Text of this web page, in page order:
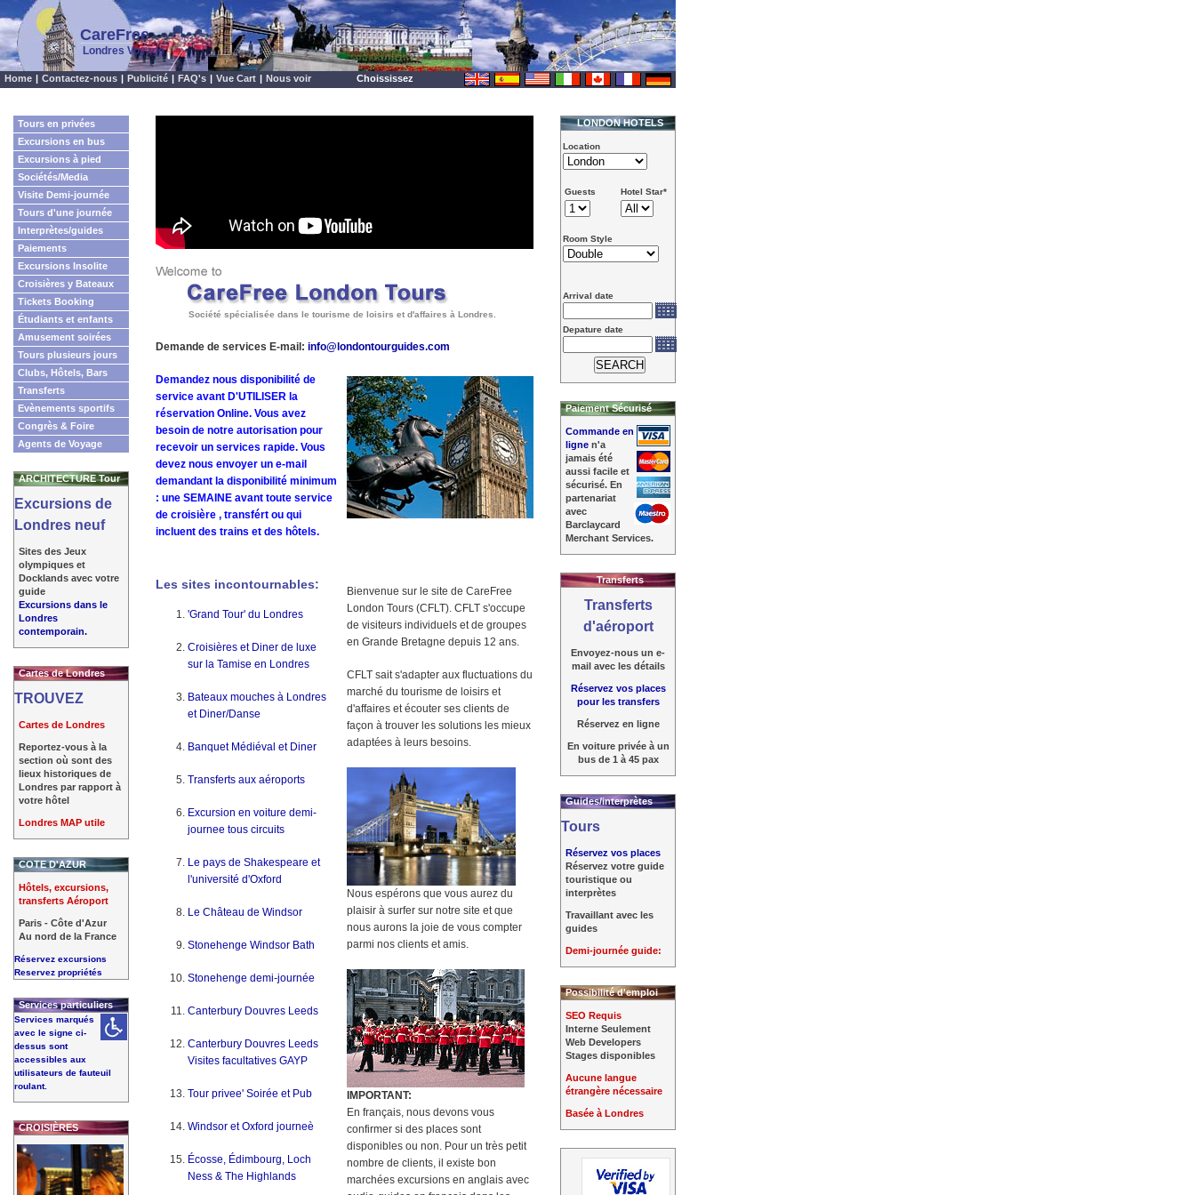
CareFree
Londres Voyage
Société spécialisée dans le tourisme de loisirs et d'affaires à Londres.
Demande de services E-mail: info@londontourguides.com
Demandez nous disponibilité de
service avant D'UTILISER la
réservation Online. Vous avez
besoin de notre autorisation pour
recevoir un services rapide. Vous
devez nous envoyer un e-mail
demandant la disponibilité minimum
: une SEMAINE avant toute service
de croisière , transfért ou qui
incluent des trains et des hôtels.
Les sites incontournables:
'Grand Tour' du Londres
Croisières et Diner de luxe
sur la Tamise en Londres
Bateaux mouches à Londres
et Diner/Danse
Banquet Médiéval et Diner
Transferts aux aéroports
Excursion en voiture demi-
journee tous circuits
Le pays de Shakespeare et
l'université d'Oxford
Le Château de Windsor
Stonehenge Windsor Bath
Stonehenge demi-journée
Canterbury Douvres Leeds
Canterbury Douvres Leeds
Visites facultatives GAYP
Tour privee' Soirée et Pub
Windsor et Oxford journeè
Écosse, Édimbourg, Loch
Ness & The Highlands
Bienvenue sur le site de CareFree
London Tours (CFLT). CFLT s'occupe
de visiteurs individuels et de groupes
en Grande Bretagne depuis 12 ans.
CFLT sait s'adapter aux fluctuations du
marché du tourisme de loisirs et
d'affaires et écouter ses clients de
façon à trouver les solutions les mieux
adaptées à leurs besoins.
Nous espérons que vous aurez du
plaisir à surfer sur notre site et que
nous aurons la joie de vous compter
parmi nos clients et amis.
IMPORTANT:
En français, nous devons vous
confirmer si des places sont
disponibles ou non. Pour un très petit
nombre de clients, il existe bon
marchées excursions en anglais avec
LONDON HOTELS
Location
Guests Hotel Star*
Room Style
Arrival date
Depature date
Paiement Sécurisé
Commande en
ligne n'a
jamais été
aussi facile et
sécurisé. En
partenariat
avec
Barclaycard
Merchant Services.
Transferts
Transferts
d'aéroport
Envoyez-nous un e-
mail avec les détails
Réservez vos places
pour les transfers
Réservez en ligne
En voiture privée à un
bus de 1 à 45 pax
Guides/interprètes
Tours
Réservez vos places
Réservez votre guide
touristique ou
interprètes
Travaillant avec les
guides
Demi-journée guide:
Possibilité d'emploi
SEO Requis
Interne Seulement
Web Developers
Stages disponibles
Aucune langue
étrangère nécessaire
Basée à Londres
Home | Contactez-nous | Publicité | FAQ's | Vue Cart | Nous voir Choississez
Tours en privées
Excursions en bus
Excursions à pied
Sociétés/Media
Visite Demi-journée
Tours d'une journée
Interprètes/guides
Paiements
Excursions Insolite
Croisières y Bateaux
Tickets Booking
Étudiants et enfants
Amusement soirées
Tours plusieurs jours
Clubs, Hôtels, Bars
Transferts
Evènements sportifs
Congrès & Foire
Agents de Voyage
ARCHITECTURE Tour
Excursions de
Londres neuf
Sites des Jeux
olympiques et
Docklands avec votre
guide
Excursions dans le
Londres
contemporain.
Cartes de Londres
TROUVEZ
Cartes de Londres
Reportez-vous à la
section où sont des
lieux historiques de
Londres par rapport à
votre hôtel
Londres MAP utile
COTE D'AZUR
Hôtels, excursions,
transferts Aéroport
Paris - Côte d'Azur
Au nord de la France
Réservez excursions
Reservez propriétés
Services particuliers
Services marqués
avec le signe ci-
dessus sont
accessibles aux
utilisateurs de fauteuil
roulant.
CROISIÈRES